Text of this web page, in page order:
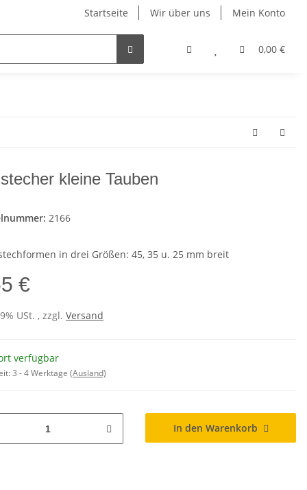
Startseite Wir über uns Mein Konto
0,00 €
kleine Tauben
2166
in drei Größen: 45, 35 u. 25 mm breit
€
USt. , zzgl. Versand
verfügbar
3 - 4 Werktage (Ausland)
In den Warenkorb